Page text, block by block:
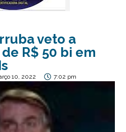
veto a
R$ 50 bi em
10, 2022 7:02 pm